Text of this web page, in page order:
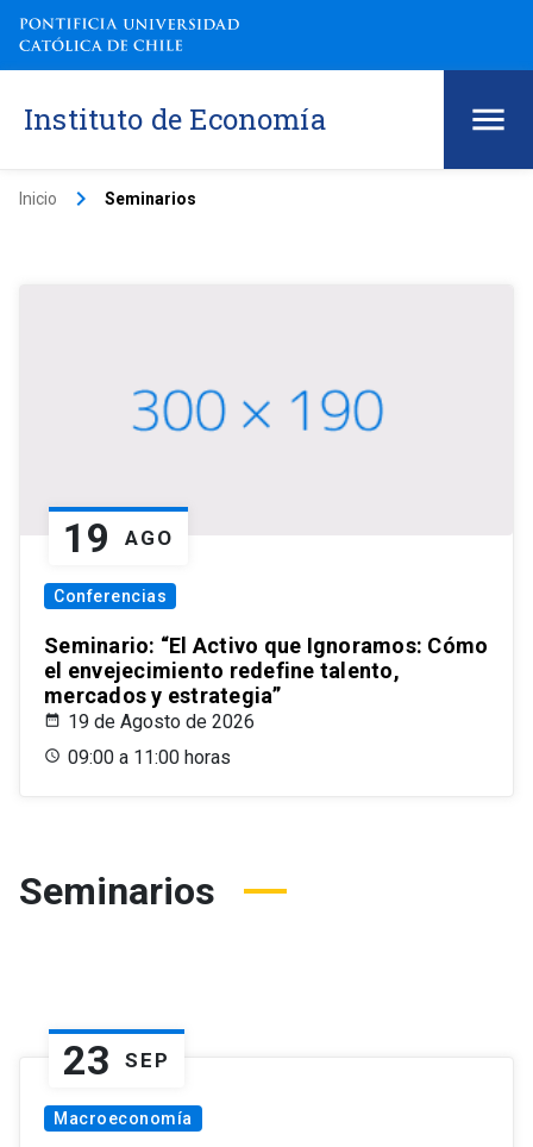
Instituto de Economía
Inicio keyboard_arrow_right Seminarios
19 AGO
Conferencias
Seminario: “El Activo que Ignoramos: Cómo
el envejecimiento redefine talento,
mercados y estrategia”
19 de Agosto de 2026
09:00 a 11:00 horas
Seminarios
23 SEP
Macroeconomía